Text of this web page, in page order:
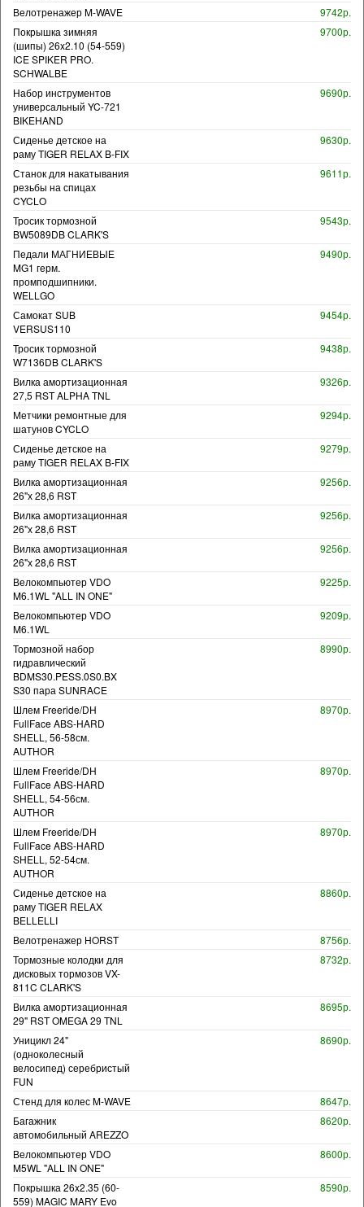
Велотренажер M-WAVE
9742р.
Покрышка зимняя
(шипы) 26x2.10 (54-559)
ICE SPIKER PRO.
SCHWALBE
9700р.
Набор инструментов
универсальный YC-721
BIKEHAND
9690р.
Сиденье детское на
раму TIGER RELAX B-FIX
9630р.
Станок для накатывания
резьбы на спицах
CYCLO
9611р.
Тросик тормозной
BW5089DB CLARK'S
9543р.
Педали МАГНИЕВЫЕ
MG1 герм.
промподшипники.
WELLGO
9490р.
Самокат SUB
VERSUS110
9454р.
Тросик тормозной
W7136DB CLARK'S
9438р.
Вилка амортизационная
27,5 RST ALPHA TNL
9326р.
Метчики ремонтные для
шатунов CYCLO
9294р.
Сиденье детское на
раму TIGER RELAX B-FIX
9279р.
Вилка амортизационная
26"х 28,6 RST
9256р.
Вилка амортизационная
26"х 28,6 RST
9256р.
Вилка амортизационная
26"х 28,6 RST
9256р.
Велокомпьютер VDO
M6.1WL "ALL IN ONE"
9225р.
Велокомпьютер VDO
M6.1WL
9209р.
Тормозной набор
гидравлический
BDMS30.PESS.0S0.BX
S30 пара SUNRACE
8990р.
Шлем Freeride/DH
FullFace ABS-HARD
SHELL, 56-58см.
AUTHOR
8970р.
Шлем Freeride/DH
FullFace ABS-HARD
SHELL, 54-56см.
AUTHOR
8970р.
Шлем Freeride/DH
FullFace ABS-HARD
SHELL, 52-54см.
AUTHOR
8970р.
Сиденье детское на
раму TIGER RELAX
BELLELLI
8860р.
Велотренажер HORST
8756р.
Тормозные колодки для
дисковых тормозов VX-
811C CLARK'S
8732р.
Вилка амортизационная
29" RST OMEGA 29 TNL
8695р.
Уницикл 24"
(одноколесный
велосипед) серебристый
FUN
8690р.
Стенд для колес M-WAVE
8647р.
Багажник
автомобильный AREZZO
8620р.
Велокомпьютер VDO
M5WL "ALL IN ONE"
8600р.
Покрышка 26x2.35 (60-
559) MAGIC MARY Evo
8590р.